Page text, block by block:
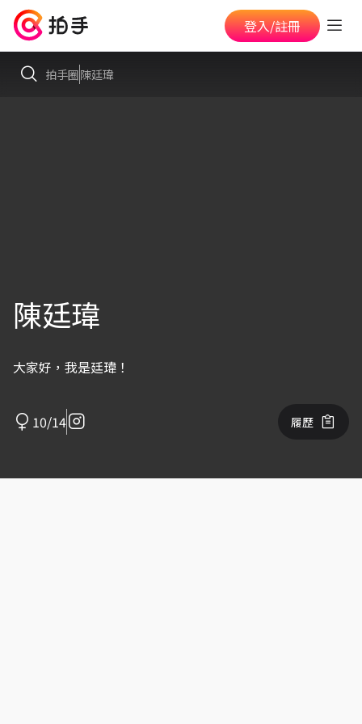
登入/註冊
拍手圈陳廷瑋
陳廷瑋
大家好，我是廷瑋！
10/14 履歷